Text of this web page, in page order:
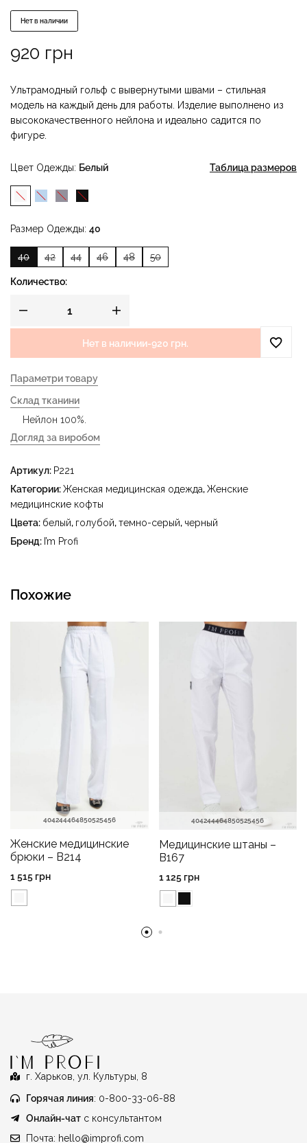
Нет в наличии
920 грн
Ультрамодный гольф с вывернутыми швами – стильная
модель на каждый день для работы. Изделие выполнено из
высококачественного нейлона и идеально садится по
фигуре.
Цвет Одежды Белый
Размер Одежды 40
40 42 44 46 48 50
Таблица размеров
Количество:
Нет в наличии-920 грн.
Параметри товару
Склад тканини
Нейлон 100%.
Догляд за виробом
гладить при температуре утюга до 150 °C - не
отбеливать - сухая чистка с использованием
тетрахлорэтилена (перхлорэтилена) и углеводородов
(бензин, уайт-спирит) - сушить в сушильной машине
Артикул: P221
Категории:Женская медицинская одежда,Женские
медицинские кофты
Цвета: белый, голубой,темно-серый, черный
Бренд: I’m Profi
Похожие
404244464850525456
Женские медицинские
брюки – B214
1 515 грн
404244464850525456
Медицинские штаны –
B167
1 125 грн
г. Харьков, ул. Культуры, 8
Горячая линия: 0-800-33-06-88
Онлайн-чатс консультантом
Почта: hello@improfi.com